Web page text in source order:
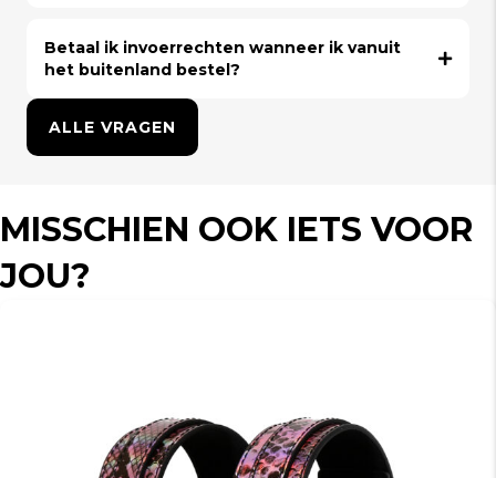
Betaal ik invoerrechten wanneer ik vanuit
het buitenland bestel?
ALLE VRAGEN
MISSCHIEN OOK IETS VOOR
JOU?